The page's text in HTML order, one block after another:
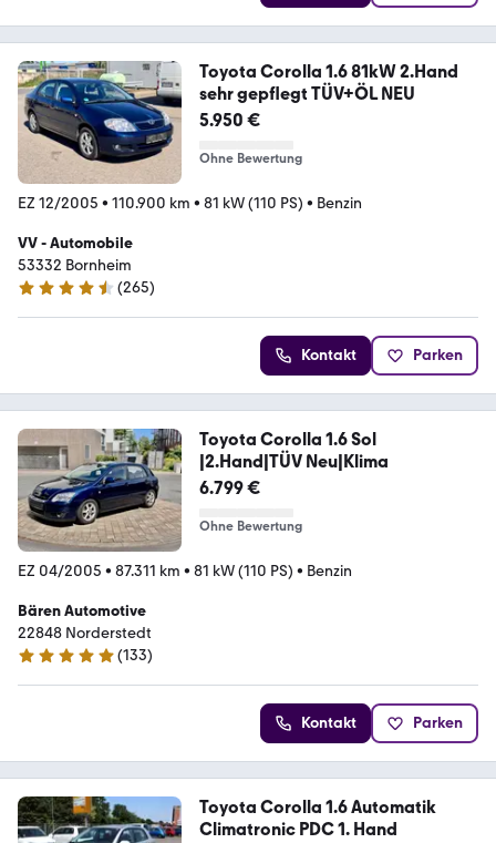
Toyota Corolla 1.6 81kW 2.Hand
sehr gepflegt TÜV+ÖL NEU
5.950 €
Ohne Bewertung
EZ 12/2005 • 110.900 km • 81 kW (110 PS) • Benzin
VV - Automobile
53332 Bornheim
4.6 Sterne
(265)
Kontakt Parken
Toyota Corolla 1.6 Sol
|2.Hand|TÜV Neu|Klima
6.799 €
Ohne Bewertung
EZ 04/2005 • 87.311 km • 81 kW (110 PS) • Benzin
Bären Automotive
22848 Norderstedt
5 Sterne
(133)
Kontakt Parken
Toyota Corolla 1.6 Automatik
Climatronic PDC 1. Hand